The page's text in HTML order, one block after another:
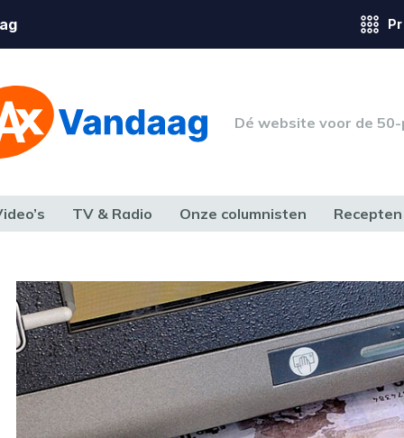
Dé website voor de
TV & Radio Onze columnisten Recepten